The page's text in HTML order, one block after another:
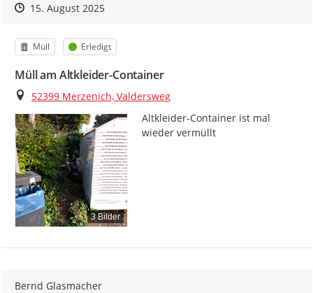
Zeitpunkt des Erstellens
Zeitpunkt des Erstellens
15. August 2025Zur Äußerung
Kategorie
Müll Status
Erledigt
Müll am Altkleider-Container
Ort
52399 Merzenich, Valdersweg
3 Bilder
Altkleider-Container ist mal
wieder vermüllt
Bernd Glasmacher